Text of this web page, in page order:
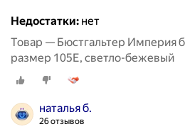
Недостатки: нет
Товар — Бюстгальтер Империя
размер 105E, светло-бежевый
наталья б.
26 отзывов